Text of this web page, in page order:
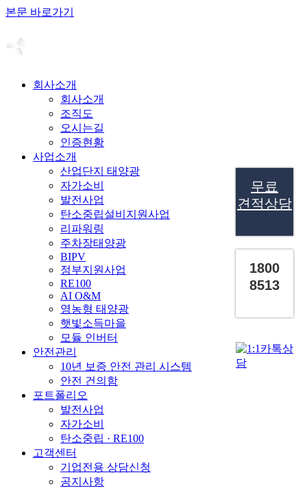
본문 바로가기
회사소개
회사소개
조직도
오시는길
인증현황
사업소개
산업단지 태양광
자가소비
발전사업
탄소중립설비지원사업
리파워링
주차장태양광
BIPV
정부지원사업
RE100
AI O&M
영농형 태양광
햇빛소득마을
모듈 인버터
안전관리
10년 보증 안전 관리 시스템
안전 건의함
포트폴리오
발전사업
자가소비
탄소중립 · RE100
고객센터
기업전용 상담신청
공지사항
무료
견적상담
1800
8513